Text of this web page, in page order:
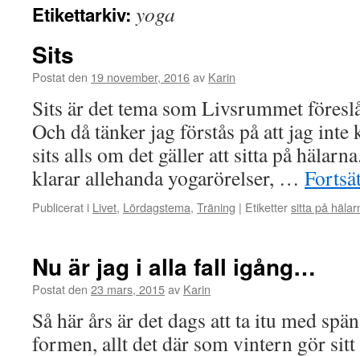
Etikettarkiv: yoga
Sits
Postat den 19 november, 2016av Karin
Sits är det tema som Livsrummet
Och då tänker jag förstås på att jag
sits alls om det gäller att sitta på
klarar allehanda yogarörelser, …
Publicerat i Livet, Lördagstema, Träning | Etikettersitta på
Nu är jag i alla fall igång…
Postat den 23 mars, 2015av Karin
Så här års är det dags att ta itu med
formen, allt det där som vintern gör sitt